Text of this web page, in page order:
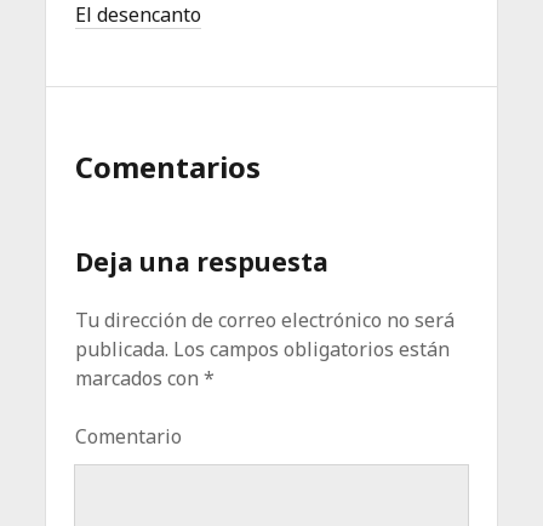
El desencanto
Comentarios
Deja una respuesta
Tu dirección de correo electrónico no será
publicada. Los campos obligatorios están
marcados con*
Comentario